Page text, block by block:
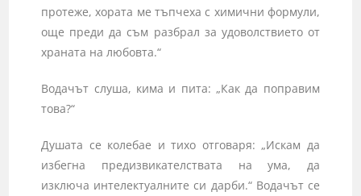
протеже, хората ме тъпчеха с химични формули,
още преди да съм разбрал за удоволствието от
храната на любовта.“
Водачът слуша, кима и пита: „Как да поправим
това?“
Душата се колебае и тихо отговаря: „Искам да
избегна предизви­кателствата на ума, да
изключа интелектуалните си дарби.“ Водачът се